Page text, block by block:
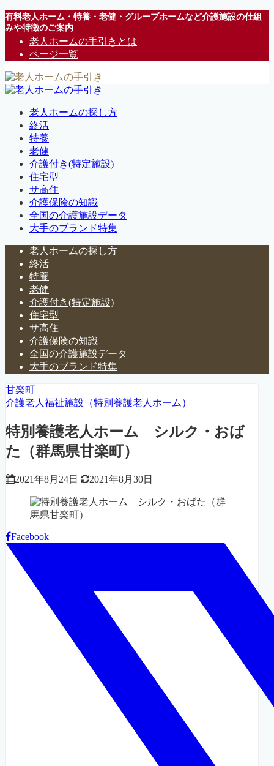
有料老人ホーム・特養・老健・グループホームなど介護施設の仕組
みや特徴のご案内
老人ホームの手引きとは
ページ一覧
老人ホームの探し方
終活
特養
老健
介護付き(特定施設)
住宅型
サ高住
介護保険の知識
全国の介護施設データ
大手のブランド特集
老人ホームの探し方
終活
特養
老健
介護付き(特定施設)
住宅型
サ高住
介護保険の知識
全国の介護施設データ
大手のブランド特集
甘楽町
介護老人福祉施設（特別養護老人ホーム）
特別養護老人ホーム シルク・おば
た（群馬県甘楽町）
2021年8月24日 2021年8月30日
Facebook